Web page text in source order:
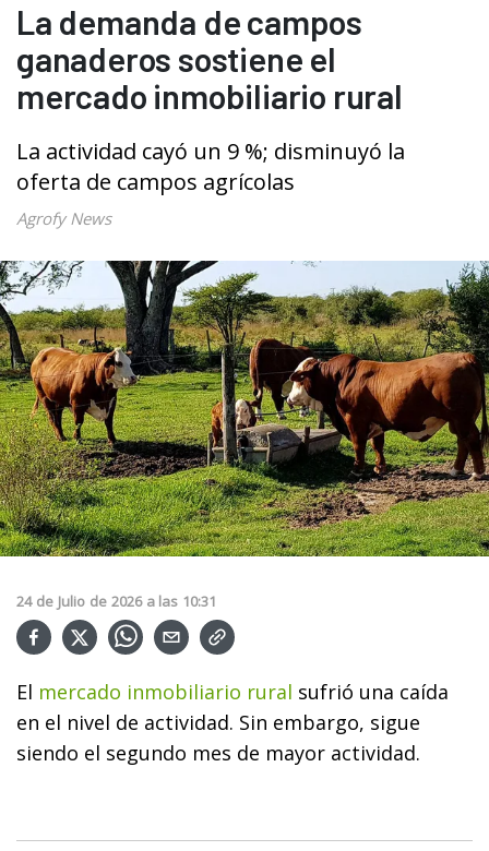
La demanda de campos
ganaderos sostiene el
mercado inmobiliario rural
La actividad cayó un 9 %; disminuyó la
oferta de campos agrícolas
Agrofy News
24 de Julio de 2026 a las 10:31
El mercado inmobiliario rural sufrió una caída
en el nivel de actividad. Sin embargo, sigue
siendo el segundo mes de mayor actividad.